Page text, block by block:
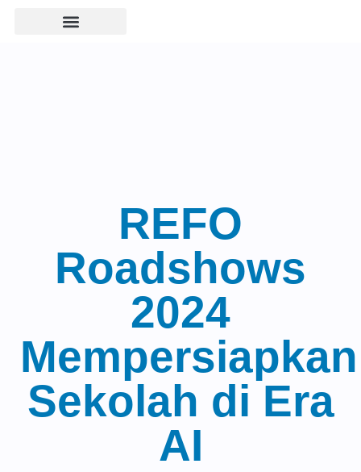
REFO
Roadshows
2024
Mempersiapkan
Sekolah di Era
AI